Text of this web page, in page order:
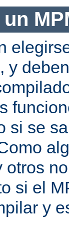
y
si se
otros
si el
y